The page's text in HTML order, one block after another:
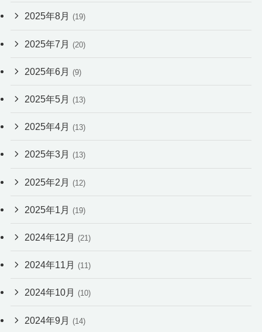
2025年8月 (19)
2025年7月 (20)
2025年6月 (9)
2025年5月 (13)
2025年4月 (13)
2025年3月 (13)
2025年2月 (12)
2025年1月 (19)
2024年12月 (21)
2024年11月 (11)
2024年10月 (10)
2024年9月 (14)